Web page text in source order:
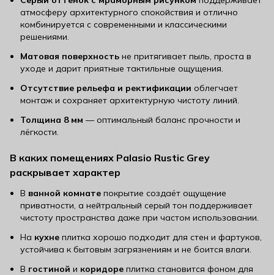
атмосферу архитектурного спокойствия и отлично
комбинируется с современными и классическими
решениями.
Матовая поверхность не притягивает пыль, проста в
уходе и дарит приятные тактильные ощущения.
Отсутствие рельефа и ректификации облегчает
монтаж и сохраняет архитектурную чистоту линий.
Толщина 8 мм — оптимальный баланс прочности и
лёгкости.
В каких помещениях Palasio Rustic Grey
раскрывает характер
В ванной комнате покрытие создаёт ощущение
приватности, а нейтральный серый тон поддерживает
чистоту пространства даже при частом использовании.
На кухне плитка хорошо подходит для стен и фартуков,
устойчива к бытовым загрязнениям и не боится влаги.
В гостиной и коридоре плитка становится фоном для